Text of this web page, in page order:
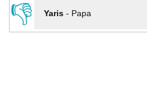
👎
Yaris- Papa